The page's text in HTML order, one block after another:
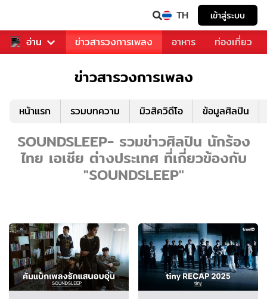
TH เข้าสู่ระบบ
อ่าน
ข่าวบันเทิง ข่าวสารวงการเพลง อาหาร ท่องเที่ยว
ข่าวสารวงการเพลง
หน้าแรก รวมบทความ มิวสิควิดีโอ ข้อมูลศิลปิน
SOUNDSLEEP- รวมข่าวศิลปิน นักร้อง
ไทย เอเชีย ต่างประเทศ ที่เกี่ยวข้องกับ
"SOUNDSLEEP"